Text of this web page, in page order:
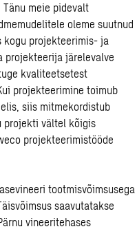
meie pidevalt
oleme suutnud
kogu projekteerimis- ja
projekteerija järelevalve
kvaliteetsetest
projekteerimine toimub
siis mitmekordistub
projekti vältel kõigis
projekteerimistööde
tootmisvõimsusega
saavutatakse
vineeritehases